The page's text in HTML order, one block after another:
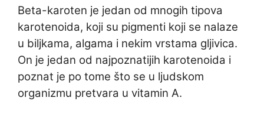
Beta-karoten je jedan od mnogih tipova
karotenoida, koji su pigmenti koji se nalaze
u biljkama, algama i nekim vrstama gljivica.
On je jedan od najpoznatijih karotenoida i
poznat je po tome što se u ljudskom
organizmu pretvara u vitamin A.